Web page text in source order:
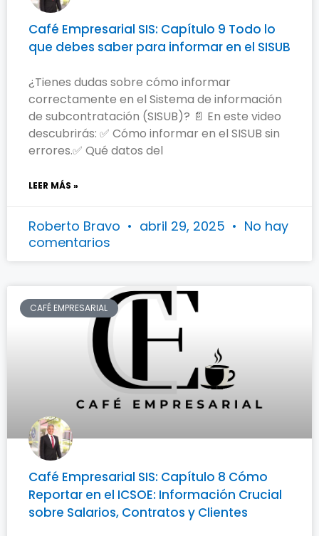
Café Empresarial SIS: Capítulo 9 Todo lo
que debes saber para informar en el SISUB
¿Tienes dudas sobre cómo informar
correctamente en el Sistema de información
de subcontratación (SISUB)? 📄 En este video
descubrirás: ✅ Cómo informar en el SISUB sin
errores.✅ Qué datos del
LEER MÁS »
Roberto Bravo abril 29, 2025
No hay
comentarios
CAFÉ EMPRESARIAL
Café Empresarial SIS: Capítulo 8 Cómo
Reportar en el ICSOE: Información Crucial
sobre Salarios, Contratos y Clientes